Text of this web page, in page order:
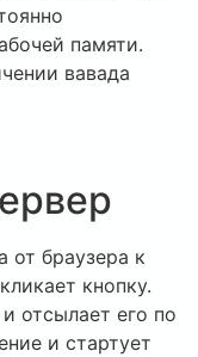
памяти.
вавада
от браузера к
кнопку.
отсылает его по
и стартует